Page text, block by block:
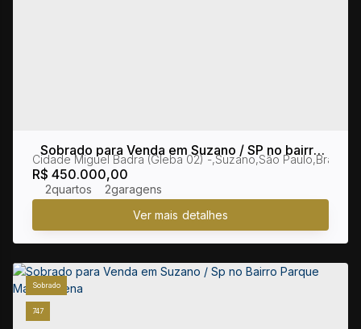
Sobrado para Venda em Suzano / SP no bairro
Cidade Miguel Badra
R$ 450.000,00
Cidade Miguel Badra (Gleba 02) ,Suzano,São Paulo,Brasil
2 2
747
Sobrado